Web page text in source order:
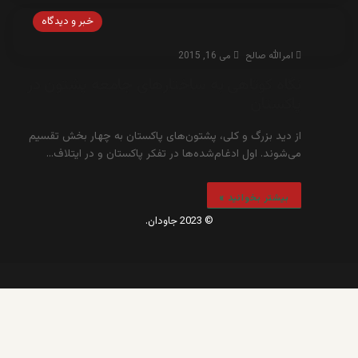
خبر و دیدگاه
امرالله صالح می 16, 2015
از دید بزرگ و کلی، پشتون‌های پاکستان به چهار بخش تقسیم
می‌شوند. اول ادغام‌شده‌ها در تفکر پاکستان و در ایتلاف…
بیشتر بخوانید »
© 2023 جاودان.